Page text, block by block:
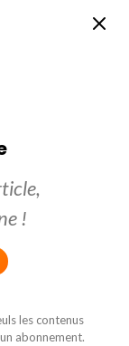
!
les contenus
abonnement.